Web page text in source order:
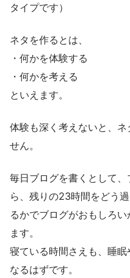
タイプです）
ネタを作るとは、
・何かを体験する
・何かを考える
といえます。
体験も深く考えないと、
せん。
毎日ブログを書くとして
ら、残りの23時間をどう
るかでブログがおもしろ
ます。
寝ている時間さえも、睡
なるはずです。